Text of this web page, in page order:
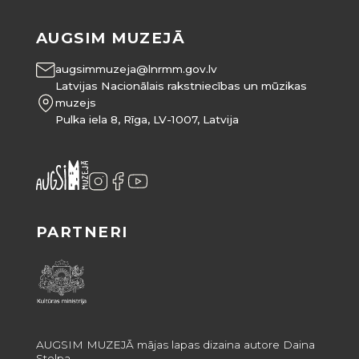
AUGSIM MUZEJĀ
augsimmuzeja@lnrmm.gov.lv
Latvijas Nacionālais rakstniecības un mūzikas
muzejs
Pulka iela 8, Rīga, LV-1007, Latvija
PARTNERI
AUGSIM MUZEJĀ mājas lapas dizaina autore Daina